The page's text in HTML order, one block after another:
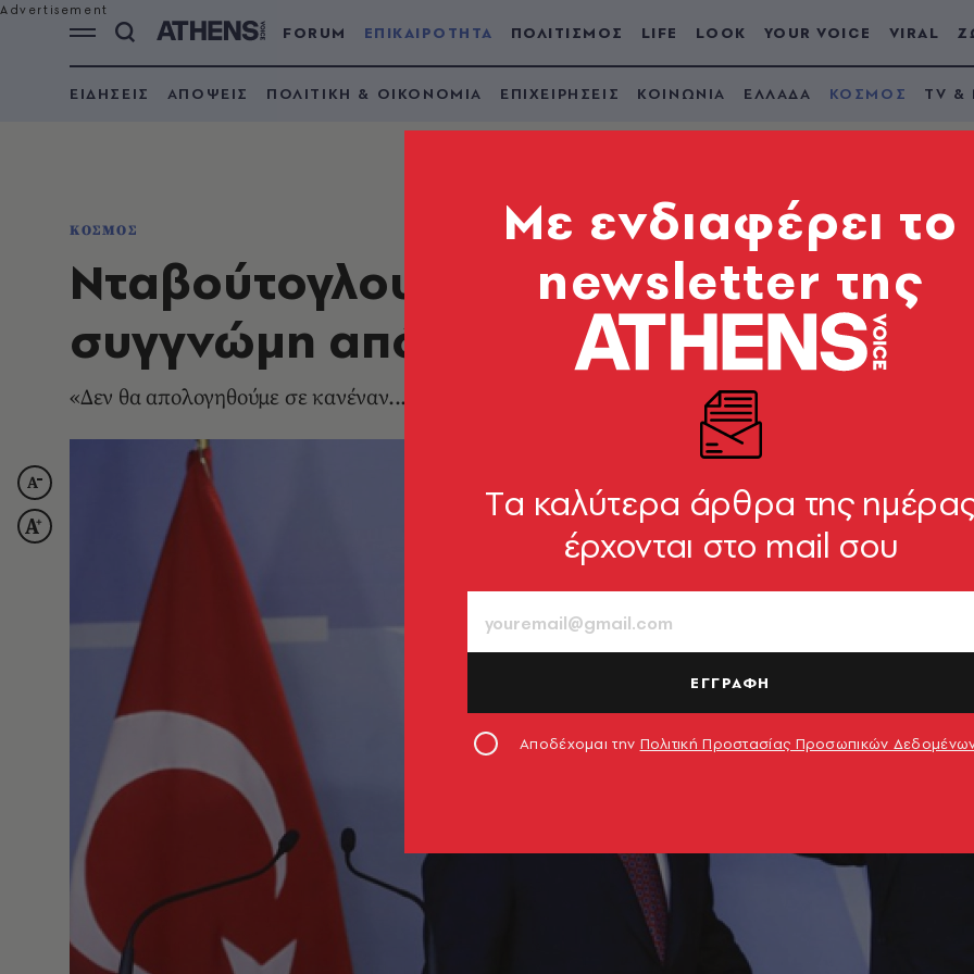
FORUM ΕΠΙΚΑΙΡΟΤΗΤΑ ΠΟΛΙΤΙΣΜΟΣ LIFE LOOK YOUR VOICE VIRAL
ΕΙΔΗΣΕΙΣ ΑΠΟΨΕΙΣ ΠΟΛΙΤΙΚΗ & ΟΙΚΟΝΟΜΙΑ ΕΠΙΧΕΙΡΗΣΕΙΣ ΚΟΙΝΩΝΙΑ ΕΛΛΑΔΑ ΚΟΣΜΟΣ TV &
ΚΟΣΜΟΣ
Νταβούτογλου: Η Τουρκία δεν ζητάει
συγγνώμη από τη Ρωσία
«Δεν θα απολογηθούμε σε κανέναν... διότι κάναμε το καθήκον μας»
Mε ενδιαφέρει το
newsletter της
Tα καλύτερα άρθρα της
έρχονται στο mail σου
ΕΓΓΡΑΦΗ
Αποδέχομαι την Πολιτική Προστασίας Προσωπικών